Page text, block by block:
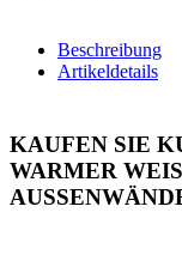
Beschreibung
Artikeldetails
KAUFEN SIE
WARMER